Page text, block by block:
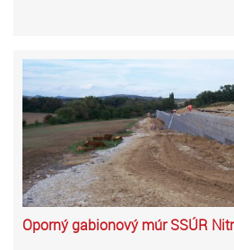
Oporný gabionový múr SSÚR